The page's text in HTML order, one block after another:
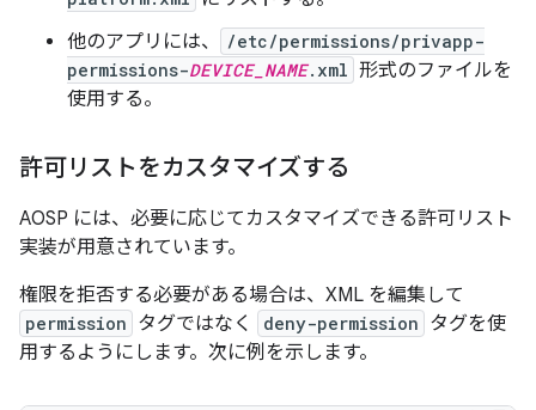
他のアプリには、
/etc/permissions/privapp-
permissions-DEVICE_NAME.xml 形式のファイルを
使用する。
許可リストをカスタマイズする
AOSP には、必要に応じてカスタマイズできる許可リスト
実装が用意されています。
権限を拒否する必要がある場合は、XML を編集して
permission タグではなく deny-permission タグを使
用するようにします。次に例を示します。